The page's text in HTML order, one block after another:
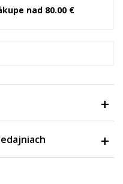
nad 80.00 €